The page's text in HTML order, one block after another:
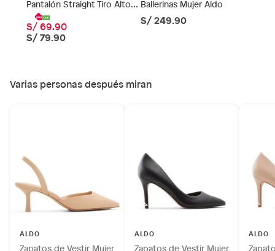
Productos comprados en Outlet Atocongo.
Productos perecibles como alimentos, bebidas,
medicamentos, suplementos alimenticios, vitaminas.
baño con señales de uso, sin empaques, etiquetas o sellos.
Productos que hayan sido previamente instalados.
Baterías de auto.
Motocicletas y bicicletas motorizadas.
Licores y cigarros electrónicos.
Pantalón Straight Tiro Alto
Mujer Sybilla
S/ 69.90
S/ 79.90
Ballerinas Mujer Aldo
S/ 249.90
Varias personas después miran
ALDO
Zapatos de Vestir Mujer
ALDO
Zapatos de Vestir Mujer
ALDO